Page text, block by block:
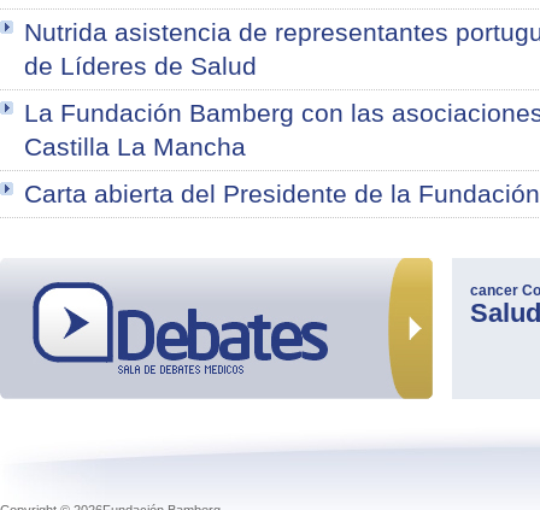
Nutrida asistencia de representantes
de Líderes de Salud
La Fundación Bamberg con las
Castilla La Mancha
Carta abierta del Presidente de la
cancer
Salud